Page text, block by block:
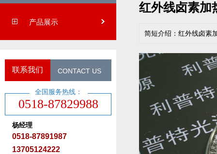
产品展示
联系我们 CONTACT US
0518-87829988
全国服务热线：
杨经理
0518-87891987
13705124222
红外线卤素加
简短介绍：红外线卤素